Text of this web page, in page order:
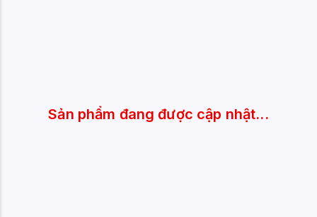
Sản phẩm đang được cập nhật...